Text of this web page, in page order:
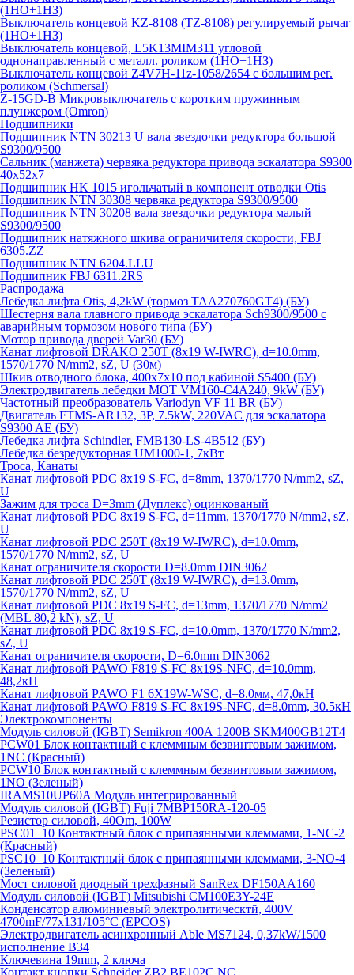
(1НО+1НЗ)
Выключатель концевой KZ-8108 (TZ-8108) регулируемый рычаг
(1НО+1НЗ)
Выключатель концевой, L5K13MIM311 угловой
однонаправленный с металл. роликом (1НО+1НЗ)
Выключатель концевой Z4V7H-11z-1058/2654 с большим рег.
роликом (Schmersal)
Z-15GD-B Микровыключатель с коротким пружинным
плунжером (Omron)
Подшипники
Подшипник NTN 30213 U вала звездочки редуктора большой
S9300/9500
Сальник (манжета) червяка редуктора привода эскалатора S9300
40х52х7
Подшипник HK 1015 игольчатый в компонент отводки Otis
Подшипник NTN 30308 червяка редуктора S9300/9500
Подшипник NTN 30208 вала звездочки редуктора малый
S9300/9500
Подшипник натяжного шкива ограничителя скорости, FBJ
6305.ZZ
Подшипник NTN 6204.LLU
Подшипник FBJ 6311.2RS
Распродажа
Лебедка лифта Otis, 4,2kW (тормоз TAA270760GT4) (БУ)
Шестерня вала главного привода эскалатора Sch9300/9500 с
аварийным тормозом нового типа (БУ)
Мотор привода дверей Var30 (БУ)
Канат лифтовой DRAKO 250T (8x19 W-IWRC), d=10.0mm,
1570/1770 N/mm2, sZ, U (30м)
Шкив отводного блока, 400х7х10 под кабиной S5400 (БУ)
Электродвигатель лебедки MOT VM160-C4A240, 9kW (БУ)
Частотный преобразователь Variodyn VF 11 BR (БУ)
Двигатель FTMS-AR132, 3P, 7.5kW, 220VAC для эскалатора
S9300 AE (БУ)
Лебедка лифта Schindler, FMB130-LS-4B512 (БУ)
Лебедка безредукторная UM1000-1, 7кВт
Троса, Канаты
Канат лифтовой PDC 8x19 S-FC, d=8mm, 1370/1770 N/mm2, sZ,
U
Зажим для троса D=3mm (Дуплекс) оцинкованый
Канат лифтовой PDC 8x19 S-FC, d=11mm, 1370/1770 N/mm2, sZ,
U
Канат лифтовой PDC 250T (8x19 W-IWRC), d=10.0mm,
1570/1770 N/mm2, sZ, U
Канат ограничителя скорости D=8.0mm DIN3062
Канат лифтовой PDC 250T (8x19 W-IWRC), d=13.0mm,
1570/1770 N/mm2, sZ, U
Канат лифтовой PDC 8х19 S-FC, d=13mm, 1370/1770 N/mm2
(MBL 80,2 kN), sZ, U
Канат лифтовой PDC 8x19 S-FC, d=10.0mm, 1370/1770 N/mm2,
sZ, U
Канат ограничителя скорости, D=6.0mm DIN3062
Канат лифтовой PAWO F819 S-FC 8х19S-NFC, d=10.0mm,
48,2кН
Канат лифтовой PAWO F1 6X19W-WSC, d=8.0мм, 47,0кН
Канат лифтовой PAWO F819 S-FC 8х19S-NFC, d=8.0mm, 30.5кН
Электрокомпоненты
Модуль силовой (IGBT) Semikron 400А 1200В SKM400GB12T4
PCW01 Блок контактный с клеммным безвинтовым зажимом,
1NC (Красный)
PCW10 Блок контактный с клеммным безвинтовым зажимом,
1NO (Зеленый)
IRAMS10UP60A Модуль интегрированный
Модуль силовой (IGBT) Fuji 7MBP150RA-120-05
Резистор силовой, 40Om, 100W
PSC01_10 Контактный блок с припаянными клеммами, 1-NC-2
(Красный)
PSC10_10 Контактный блок с припаянными клеммами, 3-NO-4
(Зеленый)
Мост силовой диодный трехфазный SanRex DF150AA160
Модуль силовой (IGBT) Mitsubishi CM100E3Y-24E
Конденсатор алюминиевый электролитическтй, 400V
4700mF/77x131/105°C (EPCOS)
Электродвигатель асинхронный Able MS7124, 0,37kW/1500
исполнение В34
Ключевина 19mm, 2 ключа
Контакт кнопки Schneider ZB2 BE102C NC